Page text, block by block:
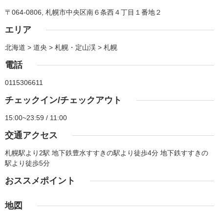
〒064-0806, 札幌市中央区南６条西４丁目１番地２
エリア
北海道 > 道央 > 札幌・定山渓 > 札幌
電話
0115306611
チェックイン/チェックアウト
15:00~23:59 / 11:00
交通アクセス
札幌駅より2駅 地下鉄豊水すすきの駅より徒歩4分 地下鉄すすきの
駅より徒歩5分
おススメポイント
地図